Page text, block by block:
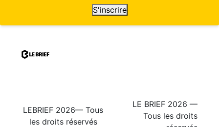
S'inscrire
LEBRIEF 2026— Tous
les droits réservés
LE BRIEF 2026 —
Tous les droits